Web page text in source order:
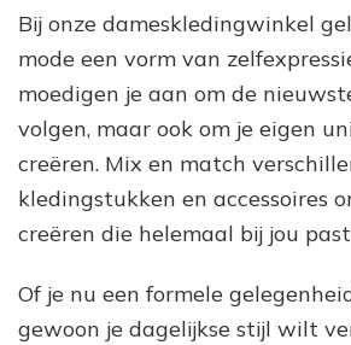
Bij onze dameskledingwinkel
mode een vorm van
moedigen je aan om de
volgen, maar ook om je eigen
creëren. Mix en match
kledingstukken en accessoires
creëren die helemaal bij jou
Of je nu een formele
gewoon je dagelijkse stijl wilt